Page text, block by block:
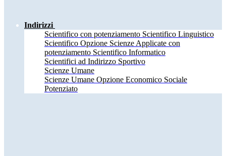
Indirizzi
Scientifico con potenziamento Scientifico Linguistico
Scientifico Opzione Scienze Applicate con
potenziamento Scientifico Informatico
Scientifici ad Indirizzo Sportivo
Scienze Umane
Scienze Umane Opzione Economico Sociale
Potenziato